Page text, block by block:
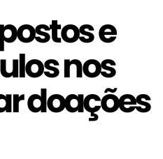
e
nos
doações